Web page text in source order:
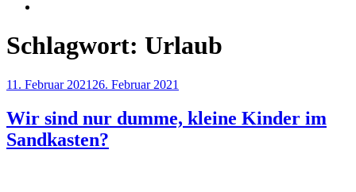
Schlagwort: Urlaub
Veröffentlicht
11. Februar 2021 26. Februar 2021
Wir sind nur dumme, kleine Kinder im
Sandkasten?